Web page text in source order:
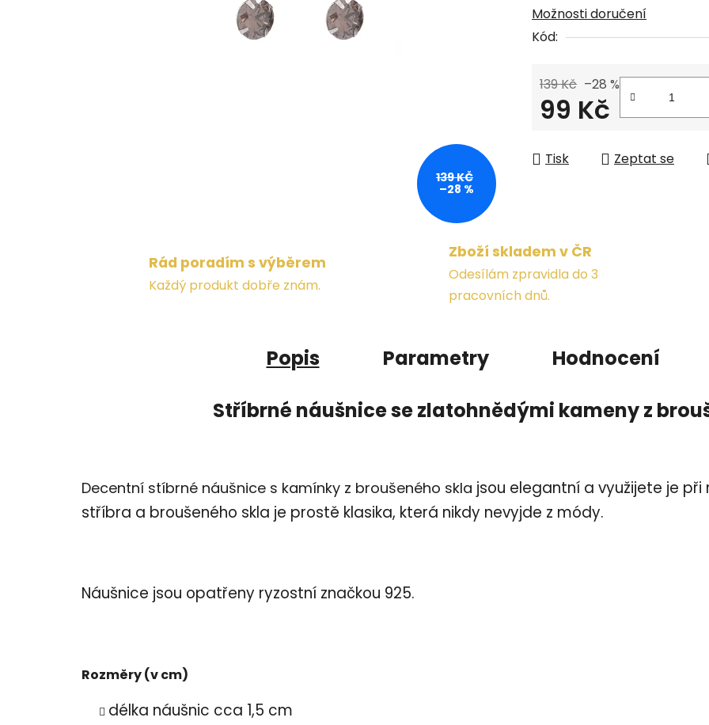
5
hvězdiček.
Možnosti doručení
Kód:
139 Kč –28 %
99 Kč
Tisk Zeptat se
139 KČ
–28 %
Rád poradím s výběrem
Každý produkt dobře znám.
Zboží skladem v ČR
Odesílám zpravidla do 3
pracovních dnů.
Popis Parametry Hodnocení
Stříbrné náušnice se zlatohnědými kameny z
Decentní stíbrné náušnice s kamínky z broušeného skla jsou elegantní a využijete je
stříbra a broušeného skla je prostě klasika, která nikdy nevyjde z módy.
Náušnice jsou opatřeny ryzostní značkou 925.
Rozměry (v cm)
délka náušnic cca 1,5 cm